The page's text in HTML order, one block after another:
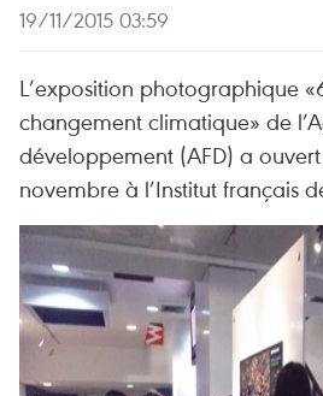
19/11/2015 03:59
L’exposition photographique
changement climatique» de
développement (AFD) a ouvert
novembre à l’Institut français